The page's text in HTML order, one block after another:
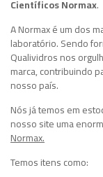
Científicos Normax.
A Normax é um dos
laboratório. Sendo
Qualividros nos
marca, contribuindo
nosso país.
Nós já temos em
nosso site uma
Normax.
Temos itens como: